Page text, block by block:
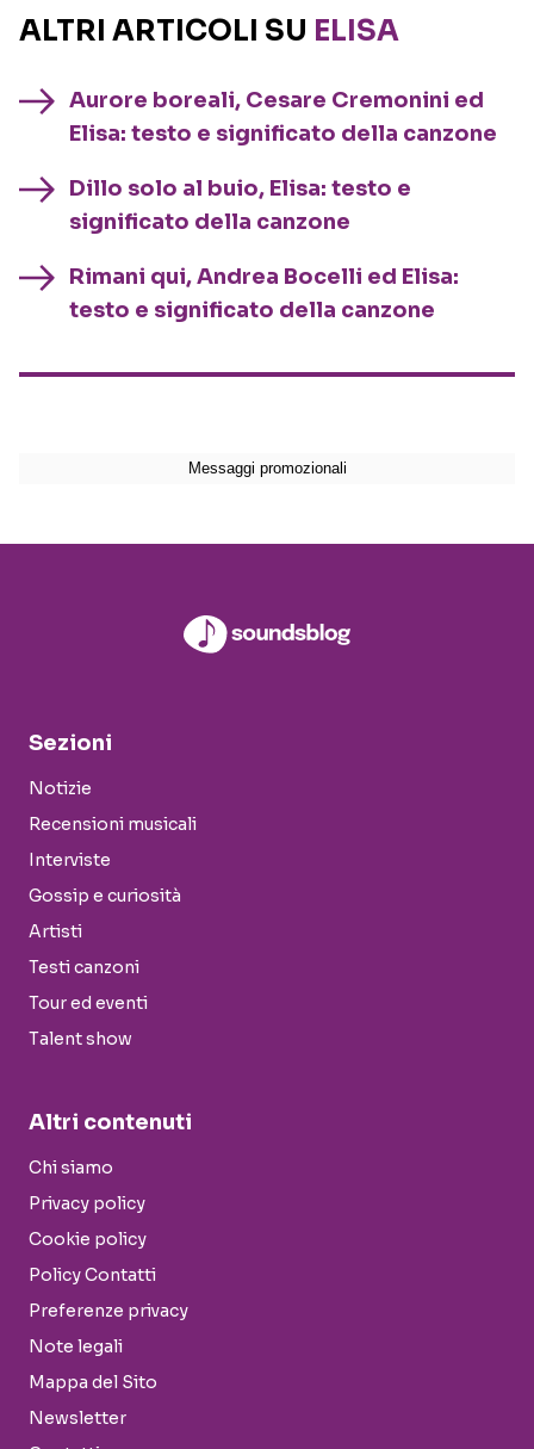
ALTRI ARTICOLI SU ELISA
Aurore boreali, Cesare Cremonini ed
Elisa: testo e significato della canzone
Dillo solo al buio, Elisa: testo e
significato della canzone
Rimani qui, Andrea Bocelli ed Elisa:
testo e significato della canzone
Sezioni
Notizie
Recensioni musicali
Interviste
Gossip e curiosità
Artisti
Testi canzoni
Tour ed eventi
Talent show
Altri contenuti
Chi siamo
Privacy policy
Cookie policy
Policy Contatti
Preferenze privacy
Note legali
Mappa del Sito
Newsletter